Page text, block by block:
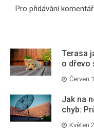
Pro přidávání
Terasa
o dřevo
Červen
Jak na
chyb:
Květen